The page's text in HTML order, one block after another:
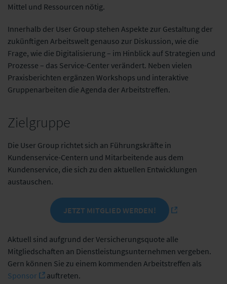
Mittel und Ressourcen nötig.
Innerhalb der User Group stehen Aspekte zur Gestaltung der
zukünftigen Arbeitswelt genauso zur Diskussion, wie die
Frage, wie die Digitalisierung – im Hinblick auf Strategien und
Prozesse – das Service-Center verändert. Neben vielen
Praxisberichten ergänzen Workshops und interaktive
Gruppenarbeiten die Agenda der Arbeitstreffen.
Zielgruppe
Die User Group richtet sich an Führungskräfte in
Kundenservice-Centern und Mitarbeitende aus dem
Kundenservice, die sich zu den aktuellen Entwicklungen
austauschen.
JETZT MITGLIED WERDEN!
Aktuell sind aufgrund der Versicherungsquote alle
Mitgliedschaften an Dienstleistungsunternehmen vergeben.
Gern können Sie zu einem kommenden Arbeitstreffen als
Sponsor
auftreten.